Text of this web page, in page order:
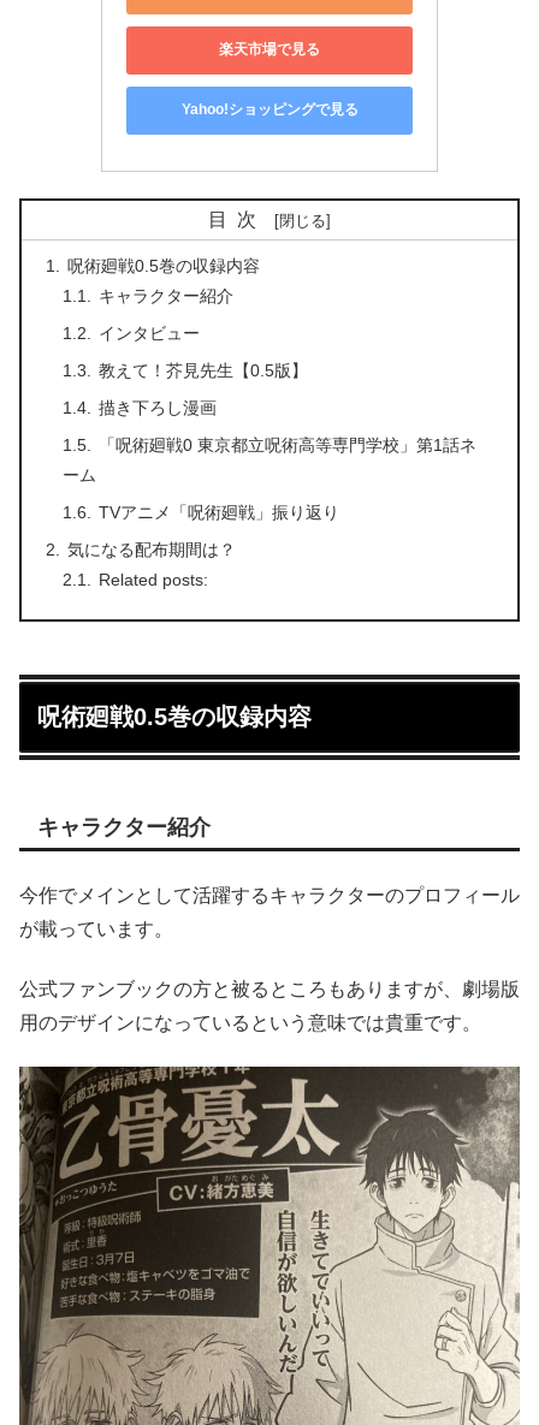
楽天市場で見る
Yahoo!ショッピングで見る
目次
呪術廻戦0.5巻の収録内容
キャラクター紹介
インタビュー
教えて！芥見先生【0.5版】
描き下ろし漫画
「呪術廻戦0 東京都立呪術高等専門学校」第1話ネ
ーム
TVアニメ「呪術廻戦」振り返り
気になる配布期間は？
Related posts:
呪術廻戦0.5巻の収録内容
キャラクター紹介
今作でメインとして活躍するキャラクターのプロフィール
が載っています。
公式ファンブックの方と被るところもありますが、劇場版
用のデザインになっているという意味では貴重です。